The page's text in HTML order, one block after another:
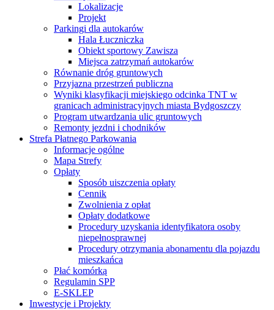
Lokalizacje
Projekt
Parkingi dla autokarów
Hala Łuczniczka
Obiekt sportowy Zawisza
Miejsca zatrzymań autokarów
Równanie dróg gruntowych
Przyjazna przestrzeń publiczna
Wyniki klasyfikacji miejskiego odcinka TNT w
granicach administracyjnych miasta Bydgoszczy
Program utwardzania ulic gruntowych
Remonty jezdni i chodników
Strefa Płatnego Parkowania
Informacje ogólne
Mapa Strefy
Opłaty
Sposób uiszczenia opłaty
Cennik
Zwolnienia z opłat
Opłaty dodatkowe
Procedury uzyskania identyfikatora osoby
niepełnosprawnej
Procedury otrzymania abonamentu dla pojazdu
mieszkańca
Płać komórką
Regulamin SPP
E-SKLEP
Inwestycje i Projekty